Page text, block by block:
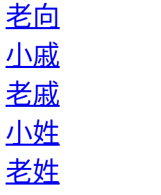
老向
小戚
老戚
小姓
老姓